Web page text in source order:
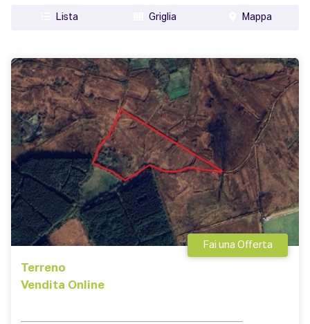
Lista Griglia Mappa
Terreno
Vendita Online
Fai una Offerta